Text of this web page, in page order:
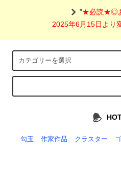
"★必読★◎
2025年6月15日より
勾玉 作家作品 クラスター